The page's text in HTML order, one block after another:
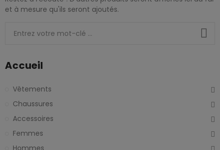
et à mesure qu'ils seront ajoutés.
Accueil
Vêtements
Chaussures
Accessoires
Femmes
Hommes